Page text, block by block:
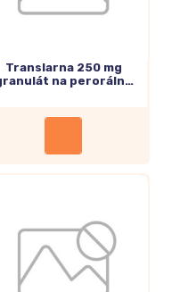
Translarna 250 mg
na perorálnu